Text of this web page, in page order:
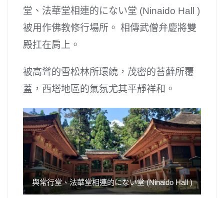
堂、法華堂相連的にない堂 (Ninaido Hall )
被用作佛教修行場所。 相傳武僧弁慶將雙
殿扛在肩上。
被高聳的雪松林所環繞，茂密的苔蘚所覆
蓋，西塔地區的氣氛尤其平靜祥和。
與常行堂、法華堂相連的にない堂 (Ninaido Hall )